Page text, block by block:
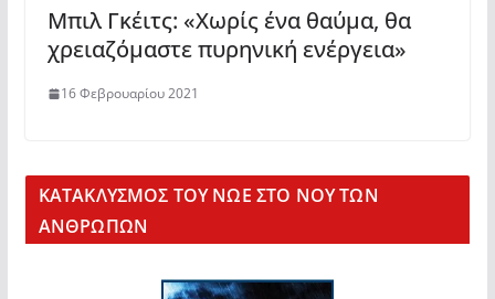
Μπιλ Γκέιτς: «Χωρίς ένα θαύμα, θα
χρειαζόμαστε πυρηνική ενέργεια»
16 Φεβρουαρίου 2021
KΑΤΑΚΛΥΣΜΟΣ ΤΟΥ ΝΩΕ ΣΤΟ ΝΟΥ ΤΩΝ
ΑΝΘΡΩΠΩΝ